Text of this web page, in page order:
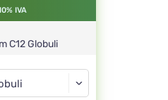
IVA
C12 Globuli